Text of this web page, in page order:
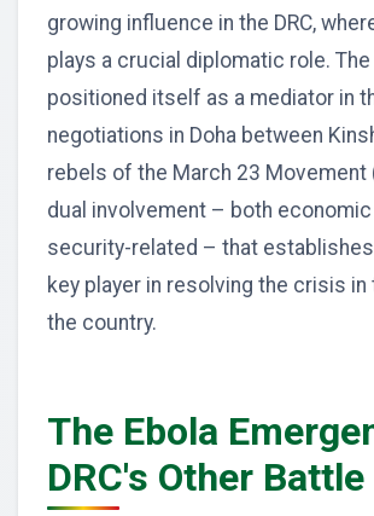
growing influence in the DRC,
plays a crucial diplomatic role.
positioned itself as a mediator in
negotiations in Doha between
rebels of the March 23 Movement
dual involvement – both economic
security-related – that establishes
key player in resolving the crisis
the country.
The Ebola
DRC's Other Battle